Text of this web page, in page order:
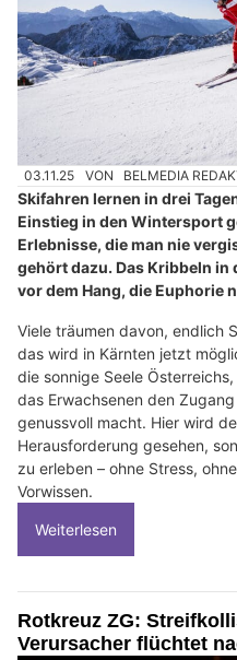
03.11.25 VON BELMEDIA
Skifahren lernen in drei
Einstieg in den Wintersport
Erlebnisse, die man nie
gehört dazu. Das Kribbeln in
vor dem Hang, die Euphorie
Viele träumen davon, endlich
das wird in Kärnten jetzt
die sonnige Seele
das Erwachsenen den
genussvoll macht. Hier wird
Herausforderung gesehen,
zu erleben – ohne Stress,
Vorwissen.
Weiterlesen
Rotkreuz ZG:
Verursacher flüchtet